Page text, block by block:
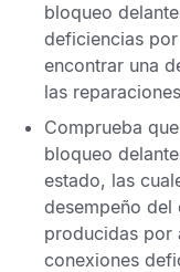
bloqueo
deficiencias
encontrar una
las
Comprueba
bloqueo
estado, las
desempeño
producidas por
conexiones